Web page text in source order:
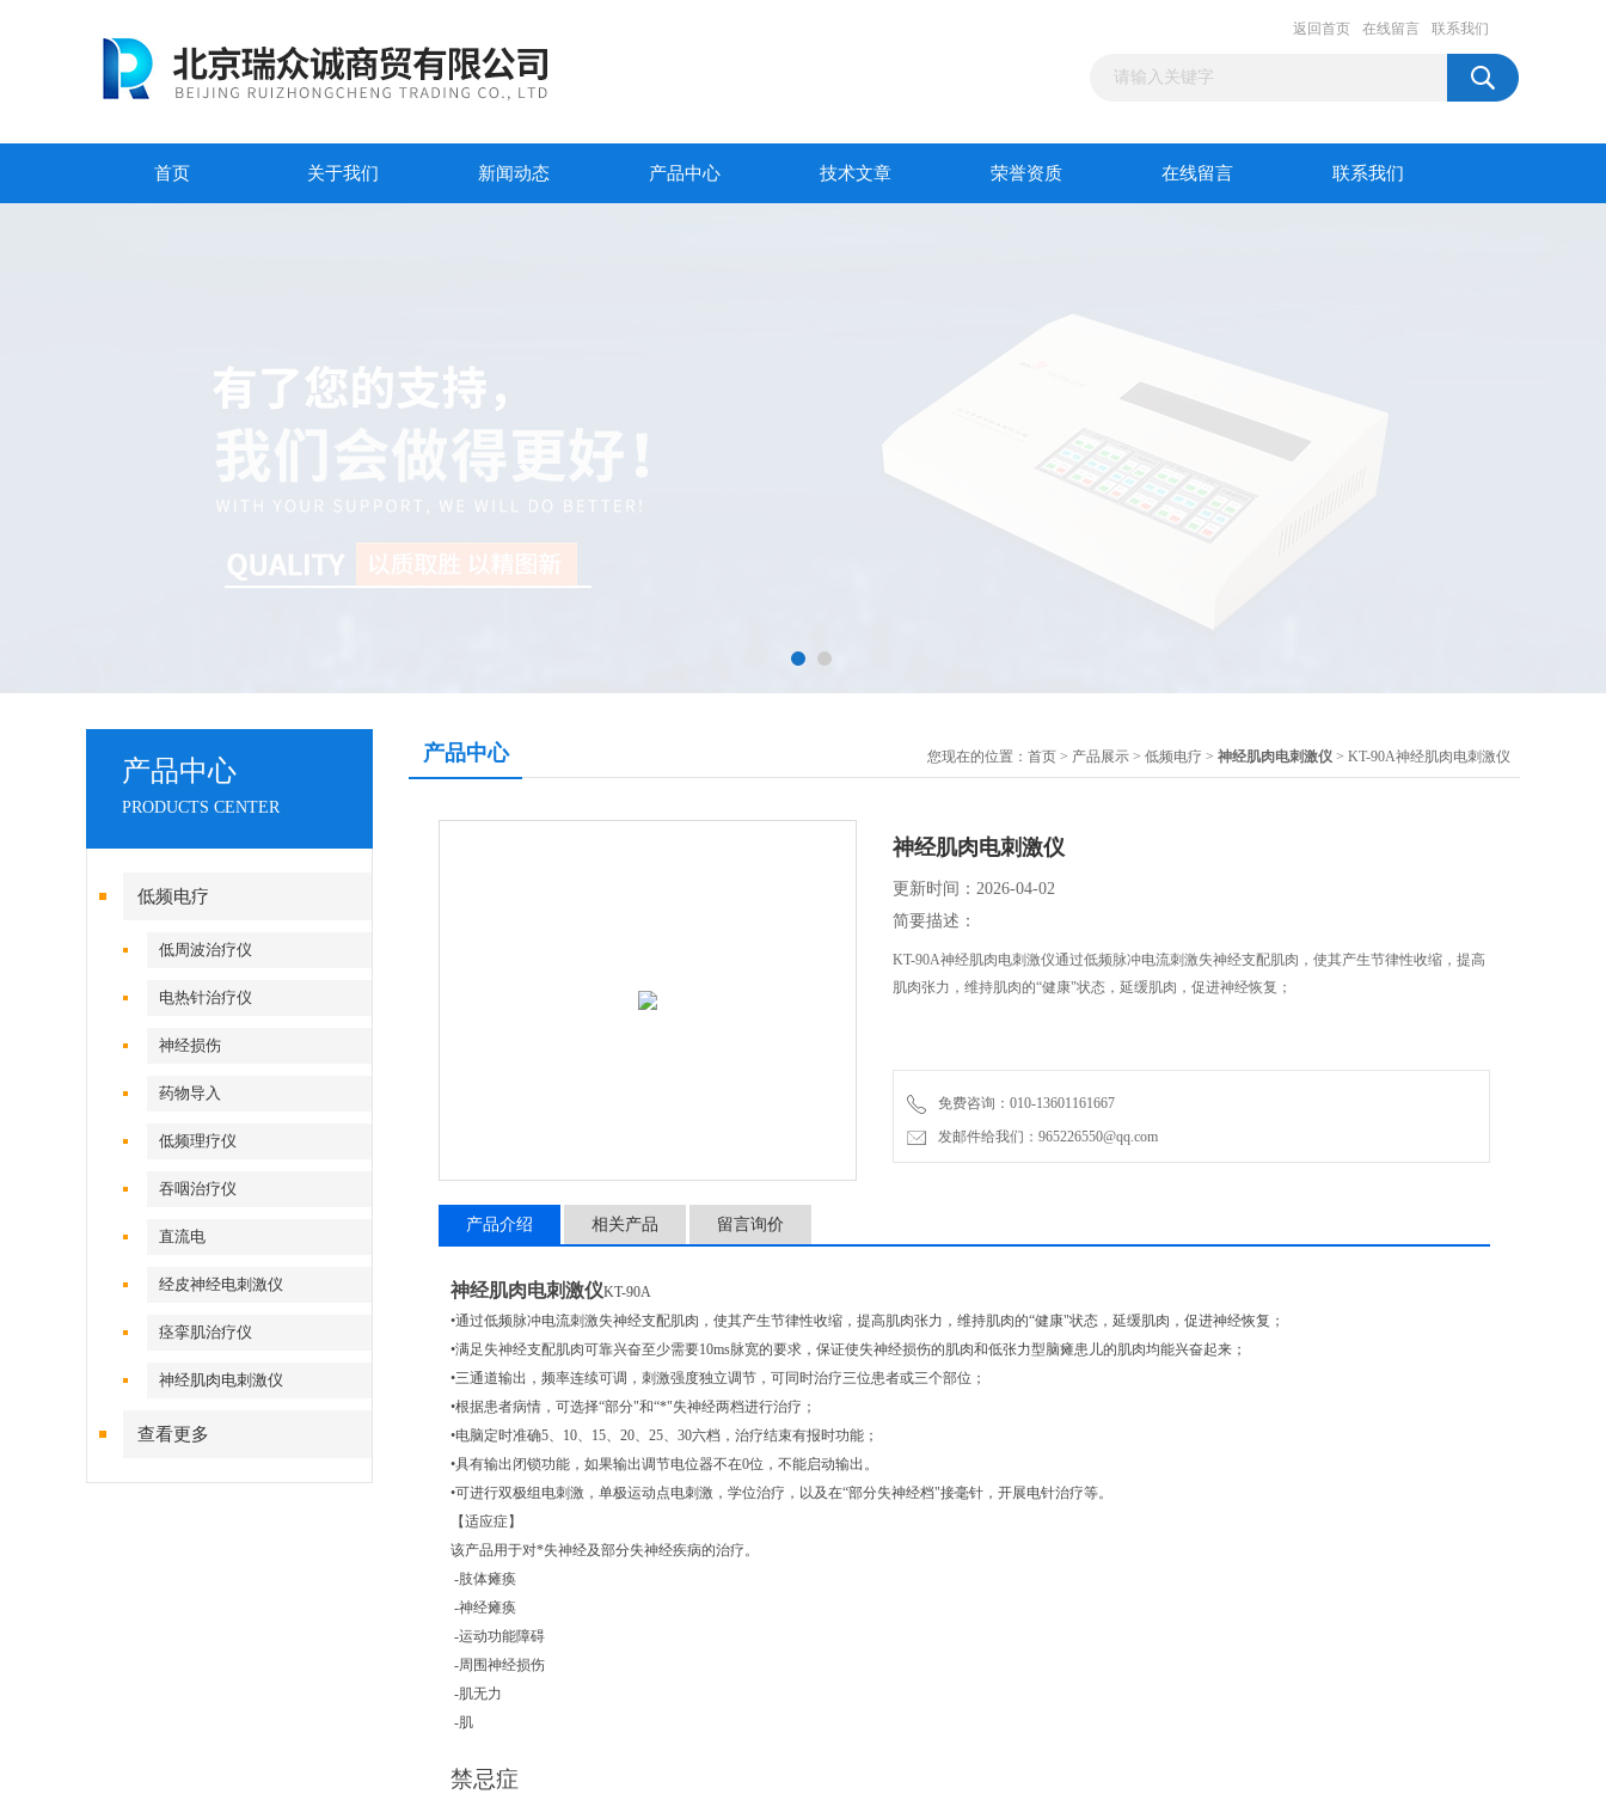
返回首页 在线留言 联系我们
首页 关于我们 新闻动态 产品中心 技术文章 荣誉资质 在线留言 联系我们
产品中心
PRODUCTS CENTER
低频电疗
低周波治疗仪
电热针治疗仪
神经损伤
药物导入
低频理疗仪
吞咽治疗仪
直流电
经皮神经电刺激仪
痉挛肌治疗仪
神经肌肉电刺激仪
查看更多
产品中心 您现在的位置： 首页 > 产品展示 > 低频电疗 > 神经肌肉电刺激仪 > KT-90A神经肌肉电刺激仪
神经肌肉电刺激仪
更新时间：2026-04-02
简要描述：
KT-90A神经肌肉电刺激仪通过低频脉冲电流刺激失神经支配肌肉，使其产生节律性收缩，提高
肌肉张力，维持肌肉的“健康"状态，延缓肌肉，促进神经恢复；
免费咨询：010-13601161667
发邮件给我们：965226550@qq.com
产品介绍 相关产品 留言询价
神经肌肉电刺激仪KT-90A
•通过低频脉冲电流刺激失神经支配肌肉，使其产生节律性收缩，提高肌肉张力，维持肌肉的“健康"状态，延缓肌肉，促进神经恢复；
•满足失神经支配肌肉可靠兴奋至少需要10ms脉宽的要求，保证使失神经损伤的肌肉和低张力型脑瘫患儿的肌肉均能兴奋起来；
•三通道输出，频率连续可调，刺激强度独立调节，可同时治疗三位患者或三个部位；
•根据患者病情，可选择“部分"和“*"失神经两档进行治疗；
•电脑定时准确5、10、15、20、25、30六档，治疗结束有报时功能；
•具有输出闭锁功能，如果输出调节电位器不在0位，不能启动输出。
•可进行双极组电刺激，单极运动点电刺激，学位治疗，以及在“部分失神经档"接毫针，开展电针治疗等。
【适应症】
该产品用于对*失神经及部分失神经疾病的治疗。
-肢体瘫痪
-神经瘫痪
-运动功能障碍
-周围神经损伤
-肌无力
-肌
禁忌症